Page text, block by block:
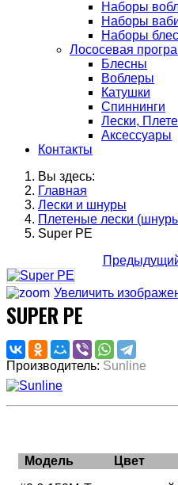
Наборы
Наборы
Наборы
Лососевая
Блесны
Воблеры
Катушки
Спиннинги
Лески,
Аксессуары
Контакты
Вы здесь:
Главная
Лески и шнуры
Плетеные лески
Super PE
Увеличить
SUPER PE
Производитель: Sunline
Модель Цвет